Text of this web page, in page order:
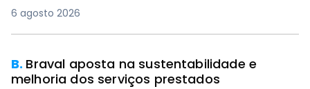
6 agosto 2026
B. Braval aposta na sustentabilidade e
melhoria dos serviços prestados